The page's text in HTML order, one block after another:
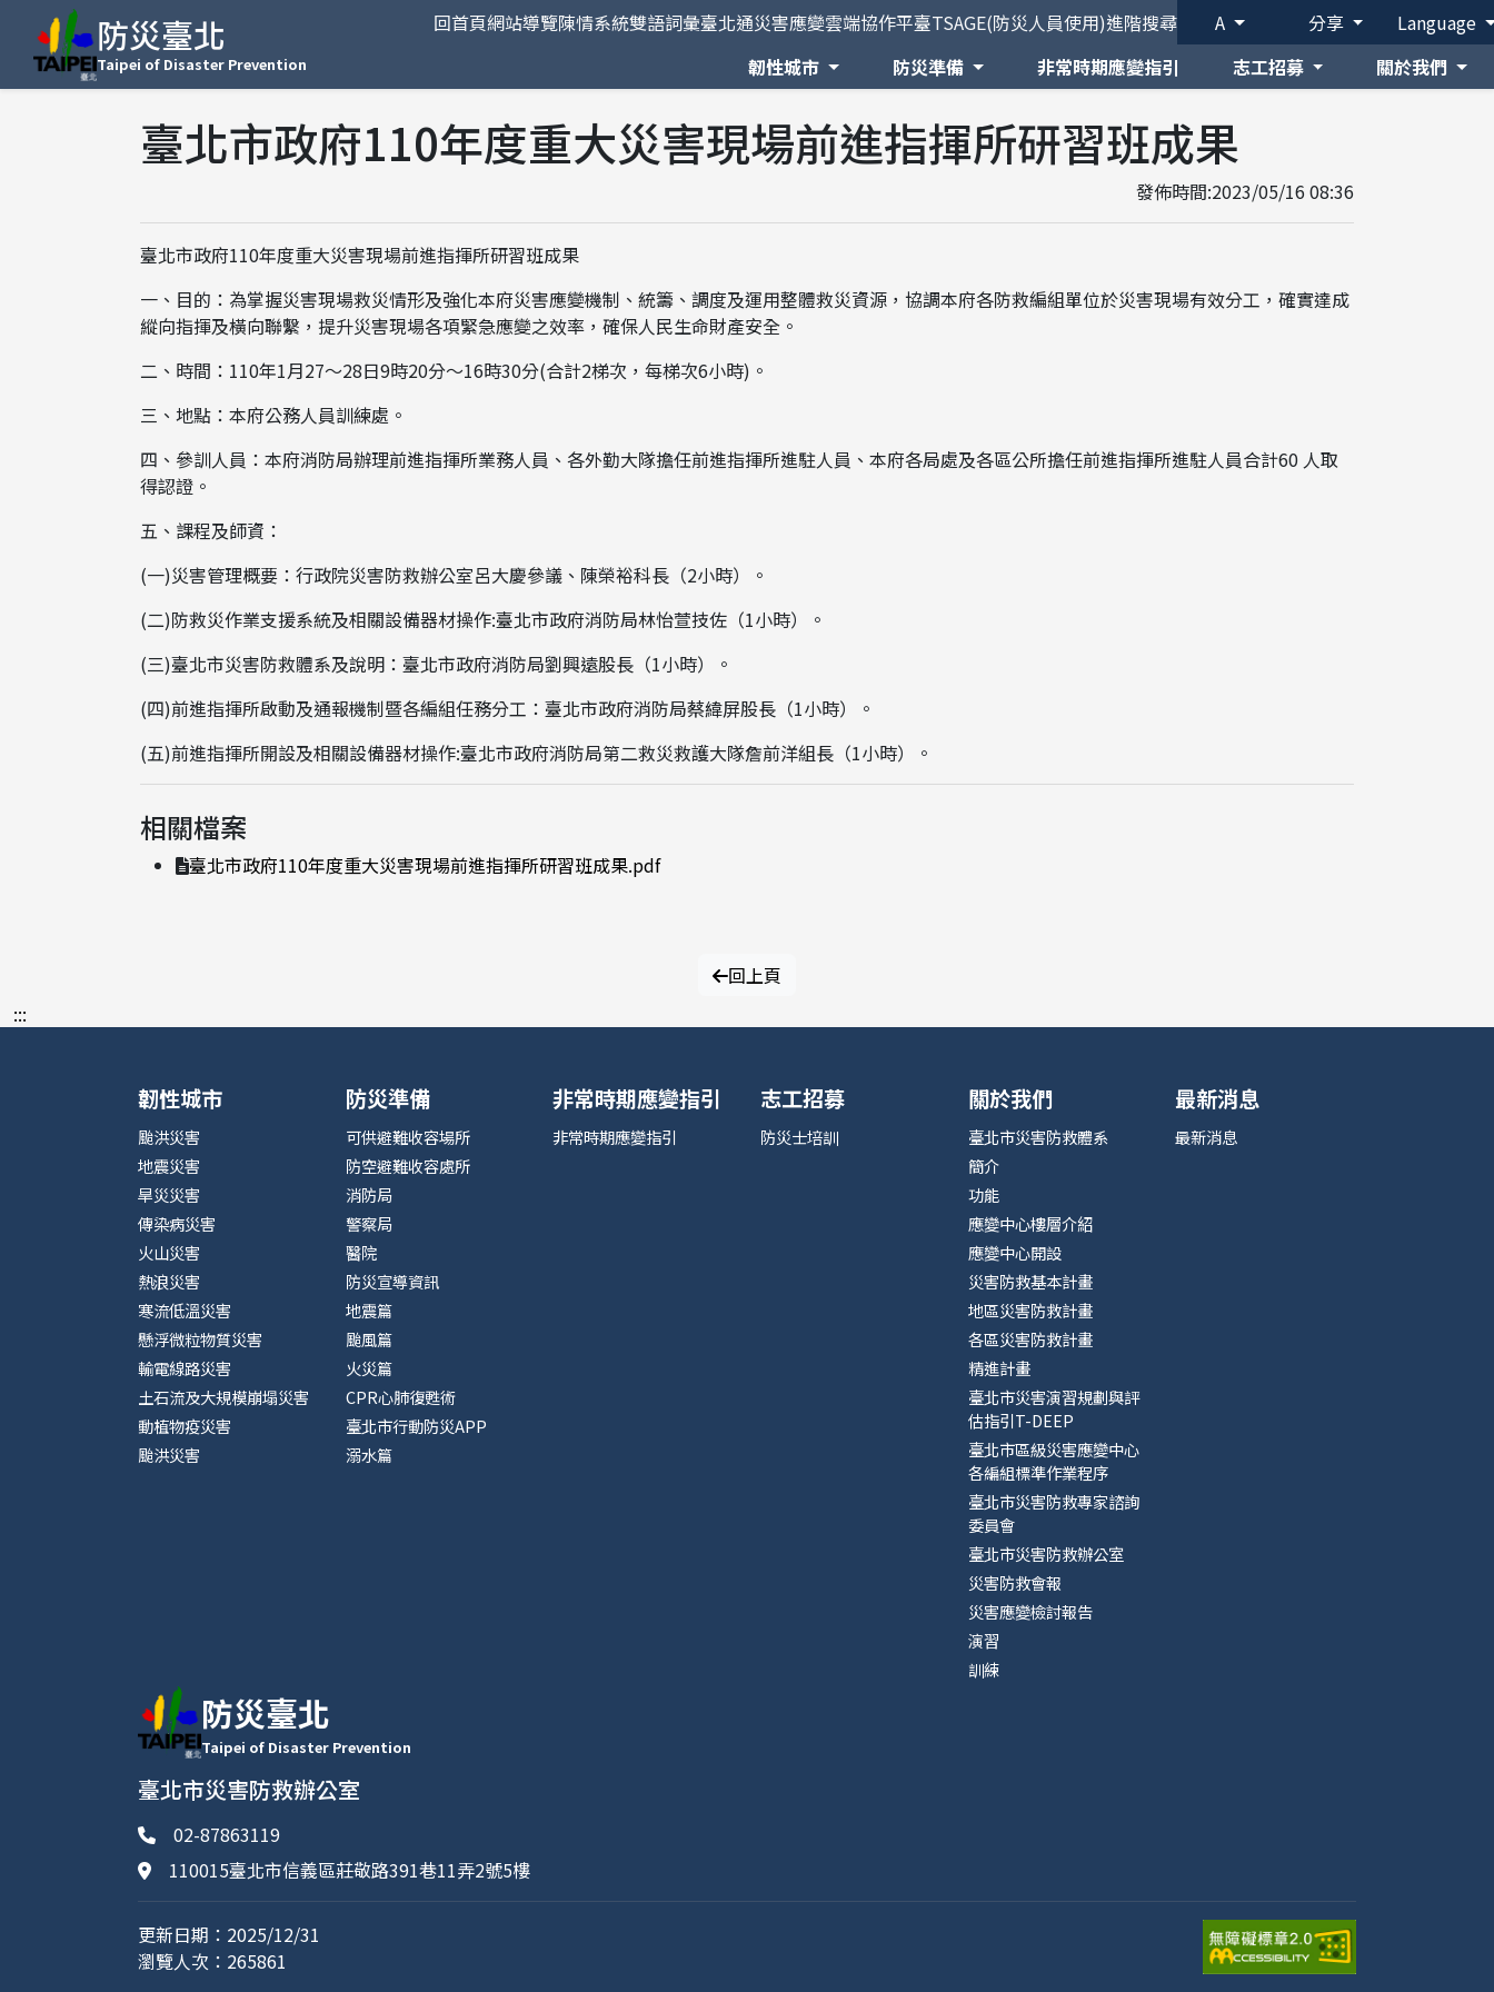
防災臺北
Taipei of Disaster Prevention
回首頁網站導覽陳情系統雙語詞彙臺北通災害應變雲端協作平臺TSAGE(防災人員使用)進階搜尋 A 分享
Language
韌性城市
防災準備 非常時期應變指引 志工招募 關於我們
臺北市政府110年度重大災害現場前進指揮所研習班成果
發佈時間:2023/05/16 08:36
臺北市政府110年度重大災害現場前進指揮所研習班成果
一、目的：為掌握災害現場救災情形及強化本府災害應變機制、統籌、調度及運用整體救災資源，協調本府各防救編組單位於災害現場有效分工，確實達成
縱向指揮及橫向聯繫，提升災害現場各項緊急應變之效率，確保人民生命財產安全。
二、時間：110年1月27～28日9時20分～16時30分(合計2梯次，每梯次6小時)。
三、地點：本府公務人員訓練處。
四、參訓人員：本府消防局辦理前進指揮所業務人員、各外勤大隊擔任前進指揮所進駐人員、本府各局處及各區公所擔任前進指揮所進駐人員合計60 人取
得認證。
五、課程及師資：
(一)災害管理概要：行政院災害防救辦公室呂大慶參議、陳榮裕科長（2小時）。
(二)防救災作業支援系統及相關設備器材操作:臺北市政府消防局林怡萱技佐（1小時）。
(三)臺北市災害防救體系及說明：臺北市政府消防局劉興遠股長（1小時）。
(四)前進指揮所啟動及通報機制暨各編組任務分工：臺北市政府消防局蔡緯屏股長（1小時）。
(五)前進指揮所開設及相關設備器材操作:臺北市政府消防局第二救災救護大隊詹前洋組長（1小時）。
相關檔案
臺北市政府110年度重大災害現場前進指揮所研習班成果.pdf
回上頁
:::
韌性城市
颱洪災害
地震災害
旱災災害
傳染病災害
火山災害
熱浪災害
寒流低溫災害
懸浮微粒物質災害
輸電線路災害
土石流及大規模崩塌災害
動植物疫災害
颱洪災害
防災準備
可供避難收容場所
防空避難收容處所
消防局
警察局
醫院
防災宣導資訊
地震篇
颱風篇
火災篇
CPR心肺復甦術
臺北市行動防災APP
溺水篇
非常時期應變指引
非常時期應變指引
志工招募
防災士培訓
關於我們
臺北市災害防救體系
簡介
功能
應變中心樓層介紹
應變中心開設
災害防救基本計畫
地區災害防救計畫
各區災害防救計畫
精進計畫
臺北市災害演習規劃與評
估指引T-DEEP
臺北市區級災害應變中心
各編組標準作業程序
臺北市災害防救專家諮詢
委員會
臺北市災害防救辦公室
災害防救會報
災害應變檢討報告
演習
訓練
最新消息
最新消息
防災臺北
Taipei of Disaster Prevention
臺北市災害防救辦公室
02-87863119
110015臺北市信義區莊敬路391巷11弄2號5樓
更新日期：2025/12/31
瀏覽人次：265861